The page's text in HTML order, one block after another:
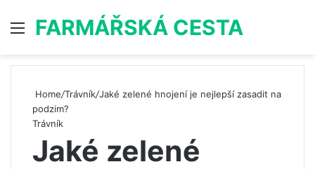
Menu
FARMÁŘSKÁ CESTA
Home/Trávník/Jaké zelené hnojení je nejlepší zasadit na
podzim?
Trávník
Jaké zelené